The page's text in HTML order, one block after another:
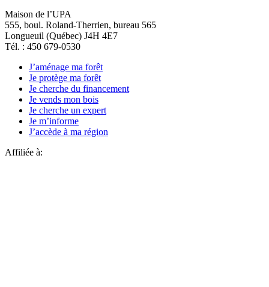
Maison de l’UPA
555, boul. Roland-Therrien, bureau 565
Longueuil (Québec) J4H 4E7
Tél. : 450 679-0530
J’aménage ma forêt
Je protège ma forêt
Je cherche du financement
Je vends mon bois
Je cherche un expert
Je m’informe
J’accède à ma région
Affiliée à: